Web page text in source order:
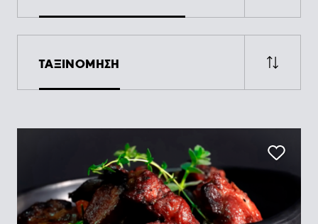
ΤΑΞΙΝΟΜΗΣΗ